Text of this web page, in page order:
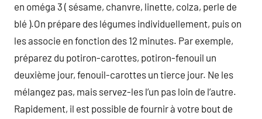
en oméga 3 ( sésame, chanvre, linette, colza, perle de
blé ).On prépare des légumes individuellement, puis on
les associe en fonction des 12 minutes. Par exemple,
préparez du potiron-carottes, potiron-fenouil un
deuxième jour, fenouil-carottes un tierce jour. Ne les
mélangez pas, mais servez-les l’un pas loin de l’autre.
Rapidement, il est possible de fournir à votre bout de